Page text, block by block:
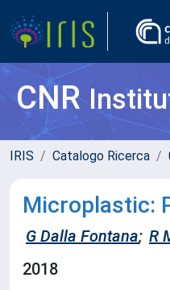
CNR
IRIS Catalogo Ricerca
Microplastic:
G Dalla Fontana; R
2018